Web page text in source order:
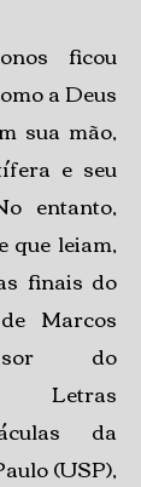
ficou
a Deus
sua mão,
e seu
entanto,
que leiam,
finais do
Marcos
do
Letras
da
(USP),